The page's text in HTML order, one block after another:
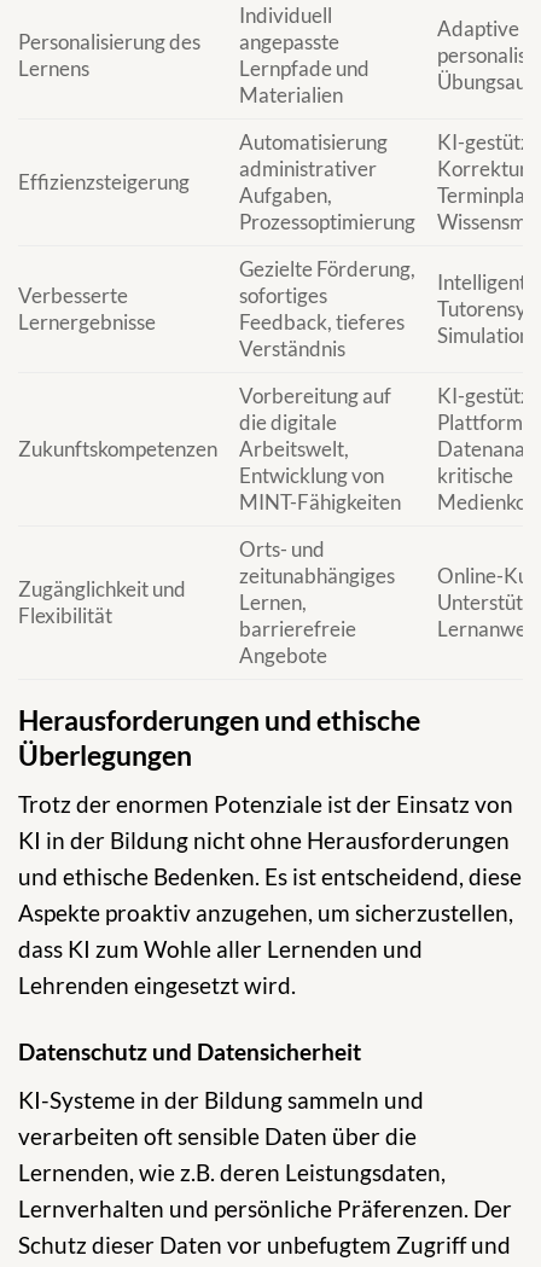
Personalisierung des
Lernens
Individuell
angepasste
Lernpfade und
Materialien
Adaptive
Effizienzsteigerung
Automatisierung
administrativer
Aufgaben,
Prozessoptimierung
KI-
Verbesserte
Lernergebnisse
Gezielte Förderung,
sofortiges
Feedback, tieferes
Verständnis
Intelligente
Zukunftskompetenzen
Vorbereitung auf
die digitale
Arbeitswelt,
Entwicklung von
MINT-Fähigkeiten
KI-
kritische
Zugänglichkeit und
Flexibilität
Orts- und
zeitunabhängiges
Lernen,
barrierefreie
Angebote
Online-
Herausforderungen und ethische
Überlegungen
Trotz der enormen Potenziale ist der Einsatz von
KI in der Bildung nicht ohne Herausforderungen
und ethische Bedenken. Es ist entscheidend, diese
Aspekte proaktiv anzugehen, um sicherzustellen,
dass KI zum Wohle aller Lernenden und
Lehrenden eingesetzt wird.
Datenschutz und Datensicherheit
KI-Systeme in der Bildung sammeln und
verarbeiten oft sensible Daten über die
Lernenden, wie z.B. deren Leistungsdaten,
Lernverhalten und persönliche Präferenzen. Der
Schutz dieser Daten vor unbefugtem Zugriff und